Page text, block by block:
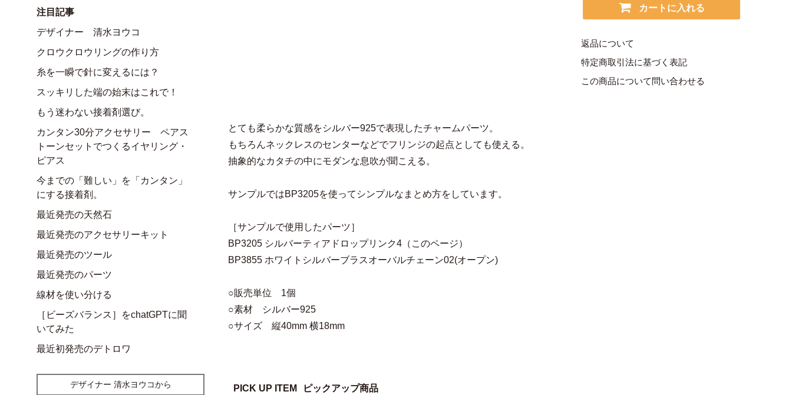
カートに入れる
返品について
特定商取引法に基づく表記
この商品について問い合わせる
とても柔らかな質感をシルバー925で表現したチャームパーツ。
もちろんネックレスのセンターなどでフリンジの起点としても使える。
抽象的なカタチの中にモダンな息吹が聞こえる。
サンプルではBP3205を使ってシンプルなまとめ方をしています。
［サンプルで使用したパーツ］
BP3205 シルバーティアドロップリンク4（このページ）
BP3855 ホワイトシルバーブラスオーバルチェーン02(オープン)
○販売単位 1個
○素材 シルバー925
○サイズ 縦40mm 横18mm
PICK UP ITEM ピックアップ商品
注目記事
デザイナー 清水ヨウコ
クロウクロウリングの作り方
糸を一瞬で針に変えるには？
スッキリした端の始末はこれで！
もう迷わない接着剤選び。
カンタン30分アクセサリー ペアス
トーンセットでつくるイヤリング・
ピアス
今までの「難しい」を「カンタン」
にする接着剤。
最近発売の天然石
最近発売のアクセサリーキット
最近発売のツール
最近発売のパーツ
線材を使い分ける
［ビーズバランス］をchatGPTに聞
いてみた
最近初発売のデトロワ
デザイナー 清水ヨウコから